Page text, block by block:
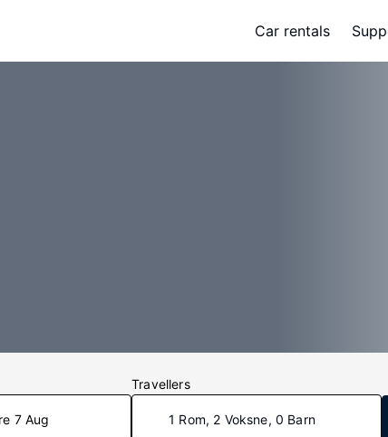
Car rentals
7 Aug
Travellers
1 Rom, 2 Voksne, 0 Barn